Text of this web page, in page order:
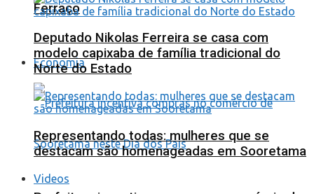
Ferraço
Economia
Deputado Nikolas Ferreira se casa com
modelo capixaba de família tradicional do
Norte do Estado
Representando todas: mulheres que se
destacam são homenageadas em Sooretama
Videos